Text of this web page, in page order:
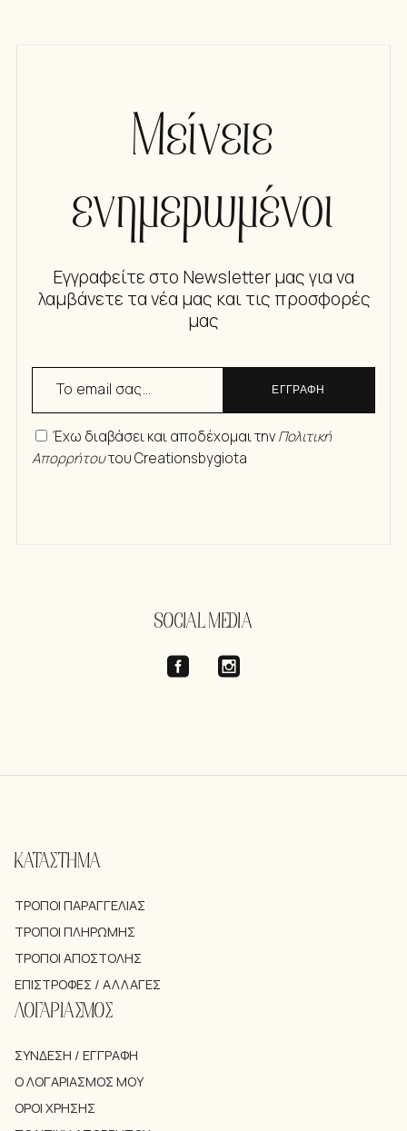
Μείνετε
ενημερωμένοι
Εγγραφείτε στο Newsletter μας για να
λαμβάνετε τα νέα μας και τις προσφορές
μας
ΕΓΓΡΑΦΗ
Έχω διαβάσει και αποδέχομαι τηνΠολιτική
Απορρήτουτου Creationsbygiota
SOCIAL MEDIA
ΚΑΤΑΣΤΗΜΑ
ΤΡΌΠΟΙ ΠΑΡΑΓΓΕΛΊΑΣ
ΤΡΌΠΟΙ ΠΛΗΡΩΜΉΣ
ΤΡΌΠΟΙ ΑΠΟΣΤΟΛΉΣ
ΕΠΙΣΤΡΟΦΈΣ / ΑΛΛΑΓΈΣ
ΛΟΓΑΡΙΑΣΜΟΣ
ΣΎΝΔΕΣΗ / ΕΓΓΡΑΦΉ
Ο ΛΟΓΑΡΙΑΣΜΌΣ ΜΟΥ
ΌΡΟΙ ΧΡΉΣΗΣ